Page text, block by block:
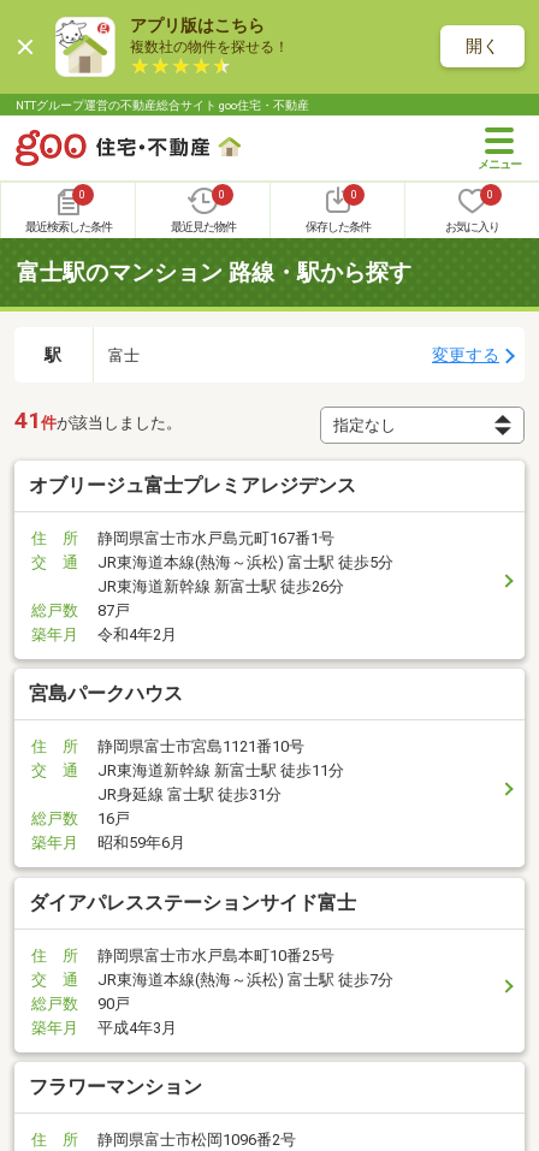
アプリ版はこちら
複数社の物件を探せる！ 開く
NTTグループ運営の不動産総合サイト goo住宅・不動産
0
最近検索した条件
0
最近見た物件
0
保存した条件
0
お気に入り
富士駅のマンション 路線・駅から探す
駅 富士 変更する
41 件が該当しました。
オブリージュ富士プレミアレジデンス
住 所
静岡県富士市水戸島元町167番1号
交 通
JR東海道本線(熱海～浜松) 富士駅 徒歩5分
JR東海道新幹線 新富士駅 徒歩26分
総戸数
87戸
築年月
令和4年2月
宮島パークハウス
住 所
静岡県富士市宮島1121番10号
交 通
JR東海道新幹線 新富士駅 徒歩11分
JR身延線 富士駅 徒歩31分
総戸数
16戸
築年月
昭和59年6月
ダイアパレスステーションサイド富士
住 所
静岡県富士市水戸島本町10番25号
交 通
JR東海道本線(熱海～浜松) 富士駅 徒歩7分
総戸数
90戸
築年月
平成4年3月
フラワーマンション
住 所
静岡県富士市松岡1096番2号